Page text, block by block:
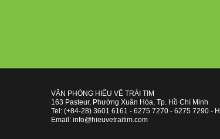
VĂN PHÒNG HIỂU VỀ TRÁI TIM
163 Pasteur, Phường Xuân Hòa, Tp. Hồ Chí Minh
Tel: (+84-28) 3601 6161 - 6275 7270 - 6275 7290 -
Email: info@hieuvetraitim.com